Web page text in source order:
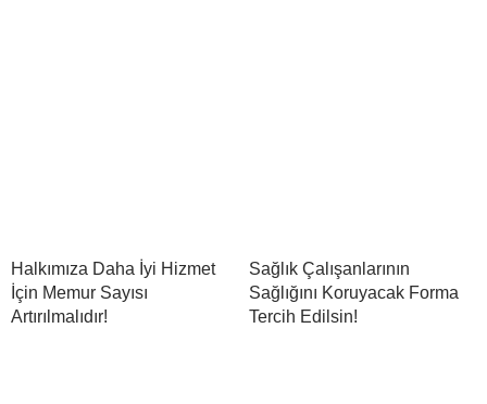
Halkımıza Daha İyi Hizmet
İçin Memur Sayısı
Artırılmalıdır!
Sağlık Çalışanlarının
Sağlığını Koruyacak Forma
Tercih Edilsin!